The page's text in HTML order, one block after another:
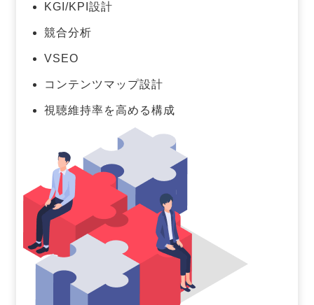
KGI/KPI設計
競合分析
VSEO
コンテンツマップ設計
視聴維持率を高める構成